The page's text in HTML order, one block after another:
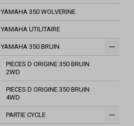
YAMAHA 350 WOLVERINE
YAMAHA UTILITAIRE
YAMAHA 350 BRUIN
PIECES D ORIGINE 350 BRUIN
2WD
PIECES D ORIGINE 350 BRUIN
4WD
PARTIE CYCLE